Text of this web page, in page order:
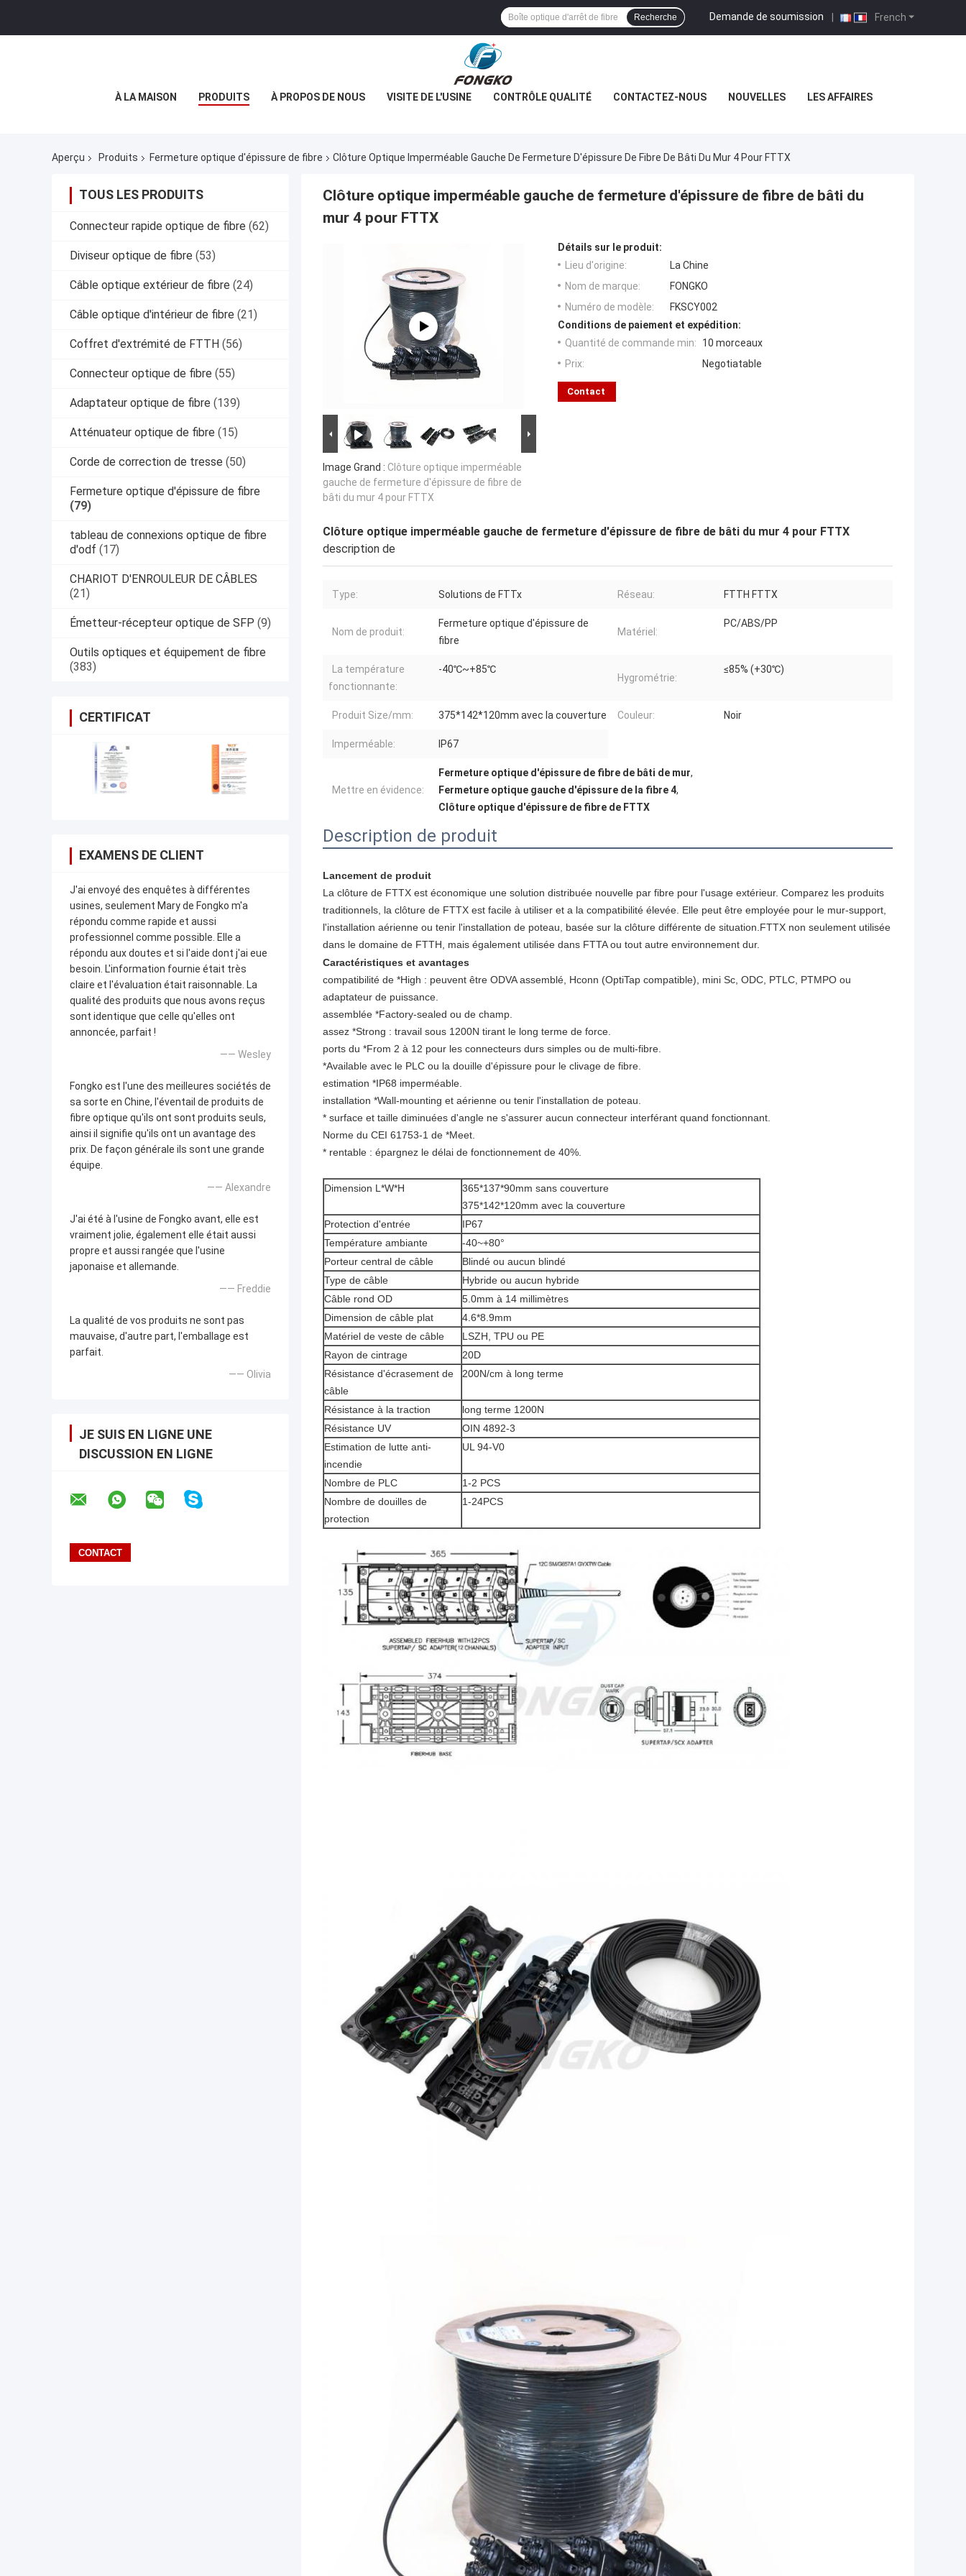
French
Demande de soumission |
Recherche
À LA MAISON PRODUITS À PROPOS DE NOUS VISITE DE L'USINE CONTRÔLE QUALITÉ CONTACTEZ-NOUS NOUVELLES LES AFFAIRES
Aperçu Produits Fermeture optique d'épissure de fibre Clôture Optique Imperméable Gauche De Fermeture D'épissure De Fibre De Bâti Du Mur 4 Pour FTTX
TOUS LES PRODUITS
Connecteur rapide optique de fibre (62)
Diviseur optique de fibre (53)
Câble optique extérieur de fibre (24)
Câble optique d'intérieur de fibre (21)
Coffret d'extrémité de FTTH (56)
Connecteur optique de fibre (55)
Adaptateur optique de fibre (139)
Atténuateur optique de fibre (15)
Corde de correction de tresse (50)
Fermeture optique d'épissure de fibre
(79)
tableau de connexions optique de fibre
d'odf (17)
CHARIOT D'ENROULEUR DE CÂBLES
(21)
Émetteur-récepteur optique de SFP (9)
Outils optiques et équipement de fibre
(383)
CERTIFICAT
EXAMENS DE CLIENT
J'ai envoyé des enquêtes à différentes
usines, seulement Mary de Fongko m'a
répondu comme rapide et aussi
professionnel comme possible. Elle a
répondu aux doutes et si l'aide dont j'ai eue
besoin. L'information fournie était très
claire et l'évaluation était raisonnable. La
qualité des produits que nous avons reçus
sont identique que celle qu'elles ont
annoncée, parfait !
—— Wesley
Fongko est l'une des meilleures sociétés de
sa sorte en Chine, l'éventail de produits de
fibre optique qu'ils ont sont produits seuls,
ainsi il signifie qu'ils ont un avantage des
prix. De façon générale ils sont une grande
équipe.
—— Alexandre
J'ai été à l'usine de Fongko avant, elle est
vraiment jolie, également elle était aussi
propre et aussi rangée que l'usine
japonaise et allemande.
—— Freddie
La qualité de vos produits ne sont pas
mauvaise, d'autre part, l'emballage est
parfait.
—— Olivia
JE SUIS EN LIGNE UNE
DISCUSSION EN LIGNE
Clôture optique imperméable gauche de fermeture d'épissure de fibre de bâti du
mur 4 pour FTTX
Image Grand : Clôture optique imperméable
gauche de fermeture d'épissure de fibre de
bâti du mur 4 pour FTTX
Détails sur le produit:
Lieu d'origine:
La Chine
Nom de marque:
FONGKO
Numéro de modèle:
FKSCY002
Conditions de paiement et expédition:
Quantité de commande min:
10 morceaux
Prix:
Negotiatable
Contact
Clôture optique imperméable gauche de fermeture d'épissure de fibre de bâti du mur 4 pour FTTX
description de
Type: Solutions de FTTx Réseau: FTTH FTTX
Nom de produit:
Fermeture optique d'épissure de
fibre
Matériel:
PC/ABS/PP
La température
fonctionnante:
-40℃~+85℃
Hygrométrie:
≤85% (+30℃)
Produit Size/mm: 375*142*120mm avec la couverture Couleur: Noir
Imperméable: IP67
Mettre en évidence:
Fermeture optique d'épissure de fibre de bâti de mur,
Fermeture optique gauche d'épissure de la fibre 4,
Clôture optique d'épissure de fibre de FTTX
Description de produit
Lancement de produit
La clôture de FTTX est économique une solution distribuée nouvelle par fibre pour l'usage extérieur. Comparez les produits
traditionnels, la clôture de FTTX est facile à utiliser et a la compatibilité élevée. Elle peut être employée pour le mur-support,
l'installation aérienne ou tenir l'installation de poteau, basée sur la clôture différente de situation.FTTX non seulement utilisée
dans le domaine de FTTH, mais également utilisée dans FTTA ou tout autre environnement dur.
Caractéristiques et avantages
compatibilité de *High : peuvent être ODVA assemblé, Hconn (OptiTap compatible), mini Sc, ODC, PTLC, PTMPO ou
adaptateur de puissance.
assemblée *Factory-sealed ou de champ.
assez *Strong : travail sous 1200N tirant le long terme de force.
ports du *From 2 à 12 pour les connecteurs durs simples ou de multi-fibre.
*Available avec le PLC ou la douille d'épissure pour le clivage de fibre.
estimation *IP68 imperméable.
installation *Wall-mounting et aérienne ou tenir l'installation de poteau.
* surface et taille diminuées d'angle ne s'assurer aucun connecteur interférant quand fonctionnant.
Norme du CEI 61753-1 de *Meet.
* rentable : épargnez le délai de fonctionnement de 40%.
Dimension L*W*H
365*137*90mm sans couverture
375*142*120mm avec la couverture
Protection d'entrée
IP67
Température ambiante
-40~+80°
Porteur central de câble
Blindé ou aucun blindé
Type de câble
Hybride ou aucun hybride
Câble rond OD
5.0mm à 14 millimètres
Dimension de câble plat
4.6*8.9mm
Matériel de veste de câble
LSZH, TPU ou PE
Rayon de cintrage
20D
Résistance d'écrasement de
câble
200N/cm à long terme
Résistance à la traction
long terme 1200N
Résistance UV
OIN 4892-3
Estimation de lutte anti-
incendie
UL 94-V0
Nombre de PLC
1-2 PCS
Nombre de douilles de
protection
1-24PCS